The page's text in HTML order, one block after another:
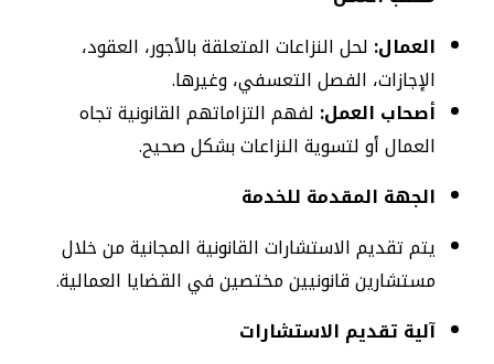
العمال: لحل النزاعات المتعلقة بالأجور، العقود،
الإجازات، الفصل التعسفي، وغيرها.
أصحاب العمل: لفهم التزاماتهم القانونية تجاه
العمال أو لتسوية النزاعات بشكل صحيح.
الجهة المقدمة للخدمة
يتم تقديم الاستشارات القانونية المجانية من خلال
مستشارين قانونيين مختصين في القضايا العمالية.
آلية تقديم الاستشارات